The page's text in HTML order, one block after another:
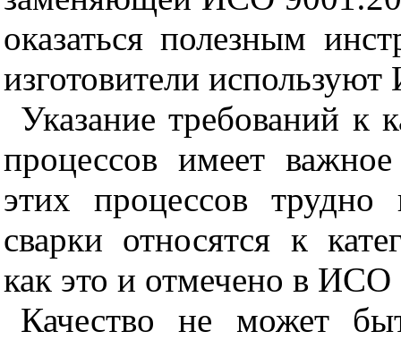
оказаться полезным
изготовители
Указание требований к
процессов имеет важное
этих процессов трудно
сварки относятся к
как это и отмечено в
Качество не может